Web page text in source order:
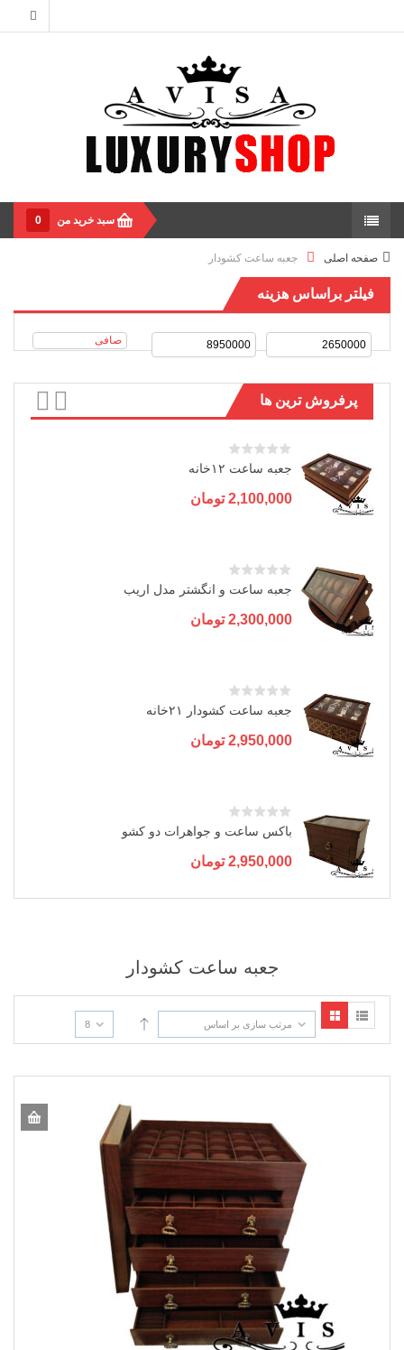
سبد خرید من 0
صفحه اصلی جعبه ساعت کشودار
فیلتر براساس هزینه
صافی
پرفروش ترین ها
جعبه ساعت ۱۲خانه
2,100,000 تومان
جعبه ساعت و انگشتر مدل اریب
2,300,000 تومان
جعبه ساعت کشودار ۲۱خانه
2,950,000 تومان
باکس ساعت و جواهرات دو کشو
2,950,000 تومان
جعبه ساعت کشودار
مرتب سازی بر اساس 8